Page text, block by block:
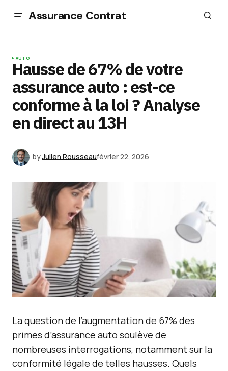
Assurance Contrat
AUTO
Hausse de 67% de votre
assurance auto : est-ce
conforme à la loi ? Analyse
en direct au 13H
byJulien Rousseaufévrier 22, 2026
La question de l’augmentation de 67% des
primes d’assurance auto soulève de
nombreuses interrogations, notamment sur la
conformité légale de telles hausses. Quels